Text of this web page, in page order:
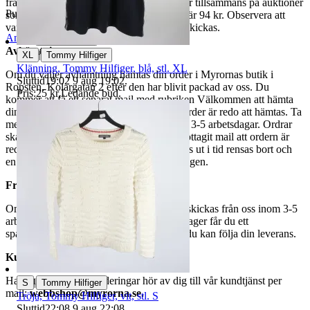
fraktpriset. Vi samfraktar upp till fyra varor tillsammans på auktioner
som avslutas samma dag. Samfraktspriset är 94 kr. Observera att
varor märkta endast avhämtning inte kan skickas.
Avhämtning
Om du väljer avhämtning hämtas din order i Myrornas butik i
Ropsten, Kolargatan 2 efter den har blivit packad av oss. Du
kommer att få ett separat mail med rubriken Välkommen att hämta
din order på Myrorna i Ropsten! när din order är redo att hämtas. Ta
med legitimation. Hanteringstiden är cirka 3-5 arbetsdagar. Ordrar
ska hämtas senast 7 dagar efter att man mottagit mail att ordern är
redo för avhämtning. Ordrar som ej hämtas ut i tid rensas bort och
en avgift på 84 kr dras av från återbetalningen.
Frakt
Om du har valt frakt kommer din vara att skickas från oss inom 3-5
arbetsdagar. När din vara har lämnat vårt lager får du ett
spårningsnummer av DSV inom kort där du kan följa din leverans.
Kundservice
Har du frågor eller funderingar hör av dig till vår kundtjänst per
mail:webbshop@myrorna.se.
Publicerad
12 jun 21:35
Anmäl
XL | Tommy Hilfiger
Klänning, Tommy Hilfiger, blå, stl. XL
Sluttid19:02 9 aug 19:02.
Pris:25 kr,Ledande bud.
S | Tommy Hilfiger
Tröja, Tommy Hilfiger, vit, stl. S